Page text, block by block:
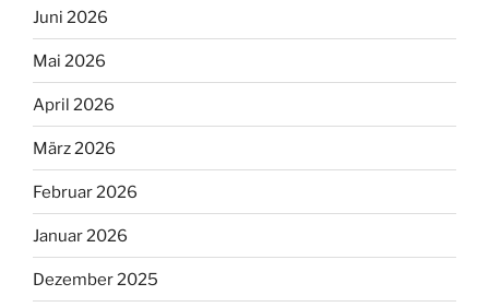
Juni 2026
Mai 2026
April 2026
März 2026
Februar 2026
Januar 2026
Dezember 2025